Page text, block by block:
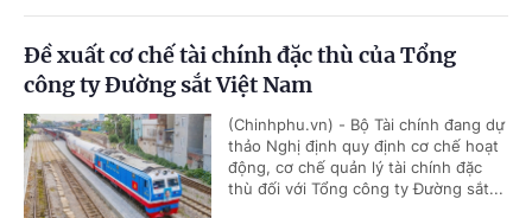
Đề xuất cơ chế tài chính đặc thù của Tổng
công ty Đường sắt Việt Nam
(Chinhphu.vn) - Bộ Tài chính đang dự
thảo Nghị định quy định cơ chế hoạt
động, cơ chế quản lý tài chính đặc
thù đối với Tổng công ty Đường sắt...